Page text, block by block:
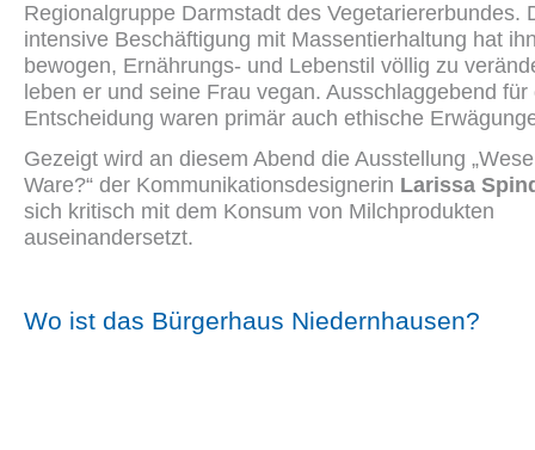
Regionalgruppe Darmstadt des Vegetariererbundes.
intensive Beschäftigung mit Massentierhaltung hat
bewogen, Ernährungs- und Lebenstil völlig zu
leben er und seine Frau vegan. Ausschlaggebend für
Entscheidung waren primär auch ethische
Gezeigt wird an diesem Abend die Ausstellung
Ware?“ der Kommunikationsdesignerin Larissa
sich kritisch mit dem Konsum von Milchprodukten
auseinandersetzt.
Wo ist das Bürgerhaus Niedernhausen?